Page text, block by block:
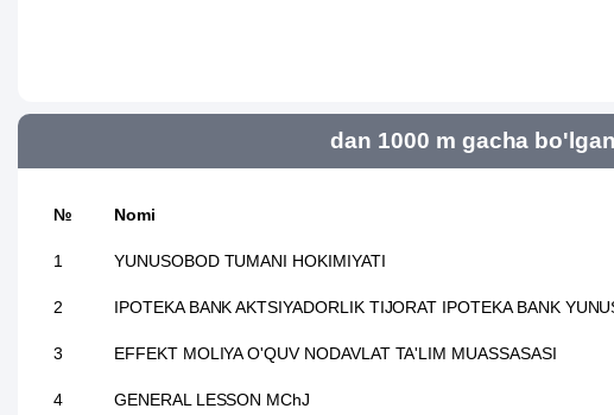
dan 1000 m gacha
№ Nomi
1 YUNUSOBOD TUMANI HOKIMIYATI
2 IPOTEKA BANK AKTSIYADORLIK TIJORAT IPOTEKA BANK
3 EFFEKT MOLIYA O'QUV NODAVLAT TA'LIM MUASSASASI
4 GENERAL LESSON MChJ